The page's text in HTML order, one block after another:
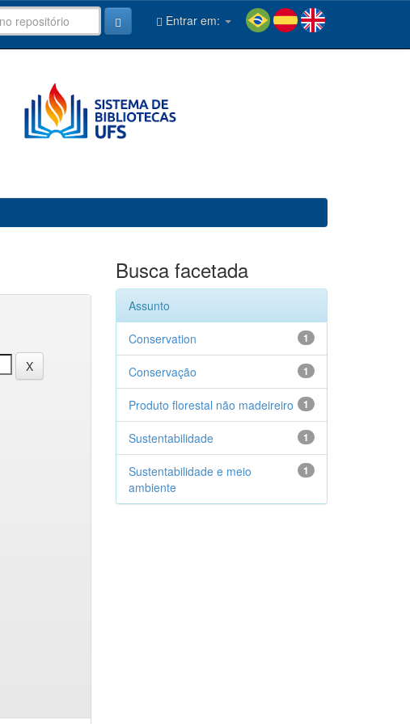
Entrar em:
Busca facetada
Assunto
1
Conservation
1
Conservação
1
Produto florestal não madeireiro
1
Sustentabilidade
1
Sustentabilidade e meio
ambiente